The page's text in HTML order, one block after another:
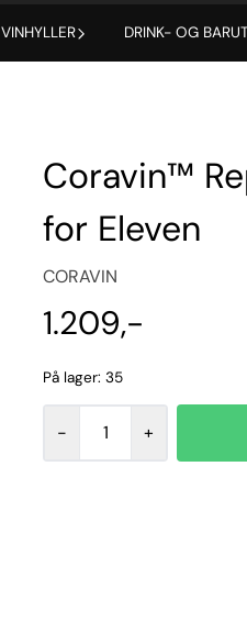
VINHYLLER DRINK- OG
Coravin™
for Eleven
CORAVIN
1.209,-
På lager: 35
- +